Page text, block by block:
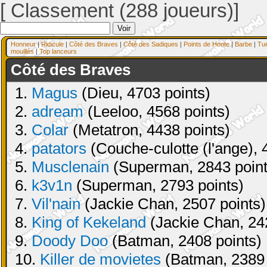
[ Classement (288 joueurs)]
Honneur|Ridicule | Côté des Braves | Côté des Sadiques | Points de Honte| Barbe |
mouillés| Top lanceurs
Côté des Braves
1. Magus (Dieu, 4703 points)
2. adream(Leeloo, 4568 points)
3. Colar (Metatron, 4438 points)
4.patators (Couche-culotte (l'ange),
5. Musclenain (Superman, 2843
6. k3v1n (Superman, 2793 points)
7. Vil'nain(Jackie Chan, 2507 points)
8. King of Kekeland(Jackie Chan,
9.Doody Doo(Batman, 2408 points)
10. Killer de movietes (Batman,